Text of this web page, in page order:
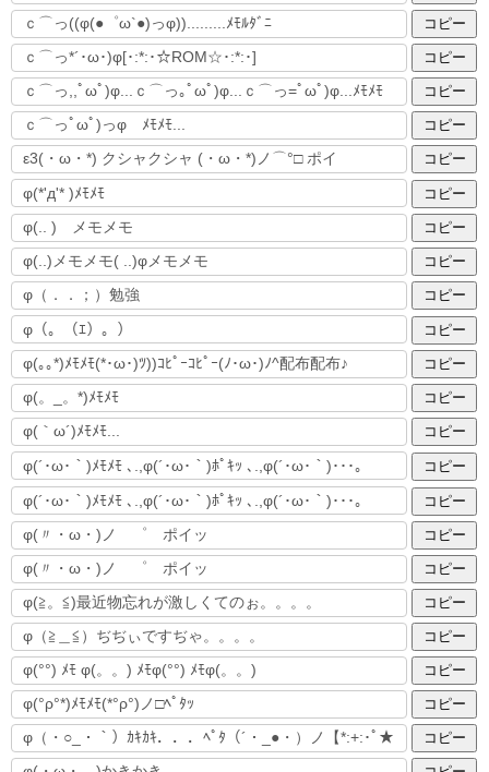
コピー
コピー
コピー
コピー
コピー
コピー
コピー
コピー
コピー
コピー
コピー
コピー
コピー
コピー
コピー
コピー
コピー
コピー
コピー
コピー
コピー
コピー